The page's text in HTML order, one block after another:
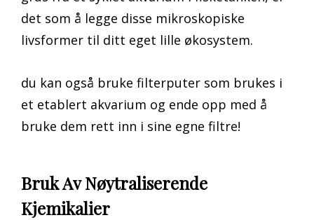
det som å legge disse mikroskopiske
livsformer til ditt eget lille økosystem.
du kan også bruke filterputer som brukes i
et etablert akvarium og ende opp med å
bruke dem rett inn i sine egne filtre!
Bruk Av Nøytraliserende
Kjemikalier